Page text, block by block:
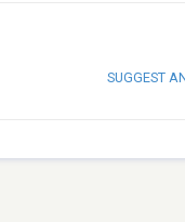
SUGGEST